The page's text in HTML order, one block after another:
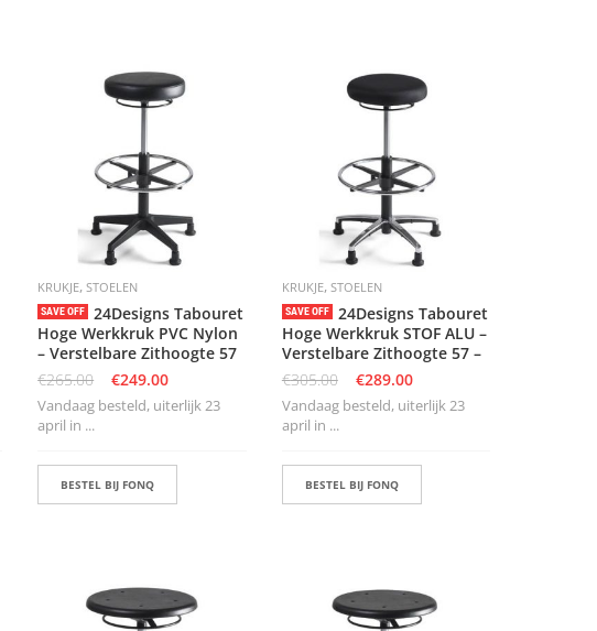
KRUKJE,STOELEN
SAVE OFF
24Designs Tabouret
Hoge Werkkruk PVC Nylon
– Verstelbare Zithoogte 57
€265.00 €249.00
Vandaag besteld, uiterlijk 23
april in ...
BESTEL BIJ FONQ
KRUKJE, STOELEN
SAVE OFF
24Designs Tabouret
Hoge Werkkruk STOF ALU –
Verstelbare Zithoogte 57 –
€305.00 €289.00
Vandaag besteld, uiterlijk 23
april in ...
BESTEL BIJ FONQ